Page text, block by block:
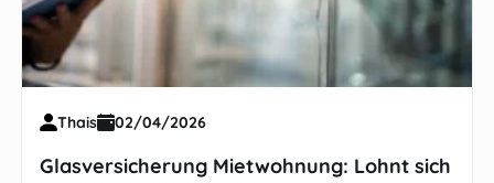
Thais 02/04/2026
Glasversicherung Mietwohnung: Lohnt sich